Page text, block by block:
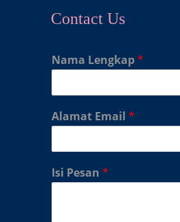
Contact Us
Nama Lengkap*
Alamat Email *
Isi Pesan *